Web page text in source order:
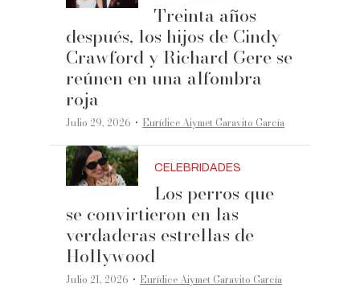
Treinta años
después, los hijos de Cindy
Crawford y Richard Gere se
reúnen en una alfombra
roja
Julio 29, 2026 ·Eurídice Aiymet Garavito García
CELEBRIDADES
Los perros que
se convirtieron en las
verdaderas estrellas de
Hollywood
Julio 21, 2026 ·Eurídice Aiymet Garavito García